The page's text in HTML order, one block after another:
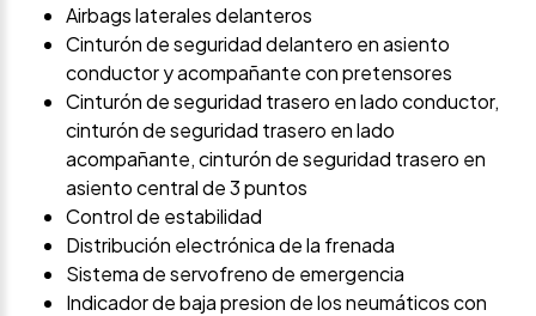
Airbags laterales delanteros
Cinturón de seguridad delantero en asiento
conductor y acompañante con pretensores
Cinturón de seguridad trasero en lado conductor,
cinturón de seguridad trasero en lado
acompañante, cinturón de seguridad trasero en
asiento central de 3 puntos
Control de estabilidad
Distribución electrónica de la frenada
Sistema de servofreno de emergencia
Indicador de baja presion de los neumáticos con